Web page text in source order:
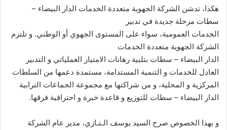
هكذا، تدشن الشركة الجهوية متعددة الخدمات الدار البيضاء –
سطات مرحلة جديدة في تدبير
الخدمات العمومية، سواء على المستوى الجهوي أو الوطني. و تلتزم
الشركة الجهوية متعددة الخدمات
الدار البيضاء – سطات بتلبية رهانات الامتياز العملياتي و التدبير
العادل للخدمات و التنمية المستدامة، مستمدة دعمها من السلطات
المركزية و المحلية، و من شراكتها مع مجموعة الجماعات الترابية
الدار البيضاء – سطات للتوزيع و قاعدة خبرة و احترافية فرقها.
و بهذا الخصوص صرح السيد يوسف الـتـازي، مدير عام الشركة